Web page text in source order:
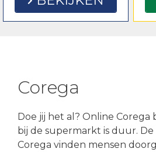
Corega
Doe jij het al? Online Corega
bij de supermarkt is duur.
Corega vinden mensen